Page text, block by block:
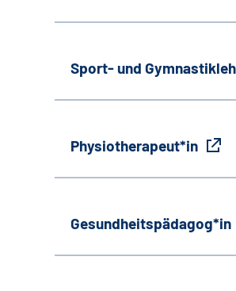
Sport- und
Physiotherapeut*in
Gesundheitspädagog*in